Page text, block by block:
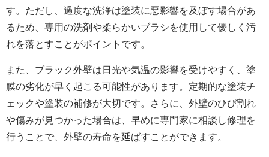
す。ただし、過度な洗浄は塗装に悪影響を及ぼす場合があ
るため、専用の洗剤や柔らかいブラシを使用して優しく汚
れを落とすことがポイントです。
また、ブラック外壁は日光や気温の影響を受けやすく、塗
膜の劣化が早く起こる可能性があります。定期的な塗装チ
ェックや塗装の補修が大切です。さらに、外壁のひび割れ
や傷みが見つかった場合は、早めに専門家に相談し修理を
行うことで、外壁の寿命を延ばすことができます。